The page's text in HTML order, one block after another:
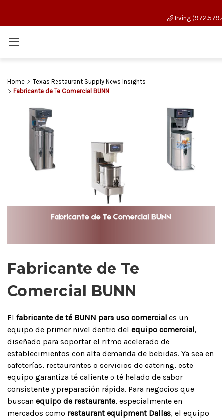
Irving
Home
Texas Restaurant Supply News Insights
Fabricante de Te Comercial BUNN
Fabricante de Te
Comercial BUNN
El fabricante de té BUNN para uso comercial es un
equipo de primer nivel dentro del equipo comercial,
diseñado para soportar el ritmo acelerado de
establecimientos con alta demanda de bebidas. Ya sea en
cafeterías, restaurantes o servicios de catering, este
equipo garantiza té caliente o té helado de sabor
consistente y preparación rápida. Para negocios que
buscan equipo de restaurante, especialmente en
mercados como restaurant equipment Dallas, el equipo